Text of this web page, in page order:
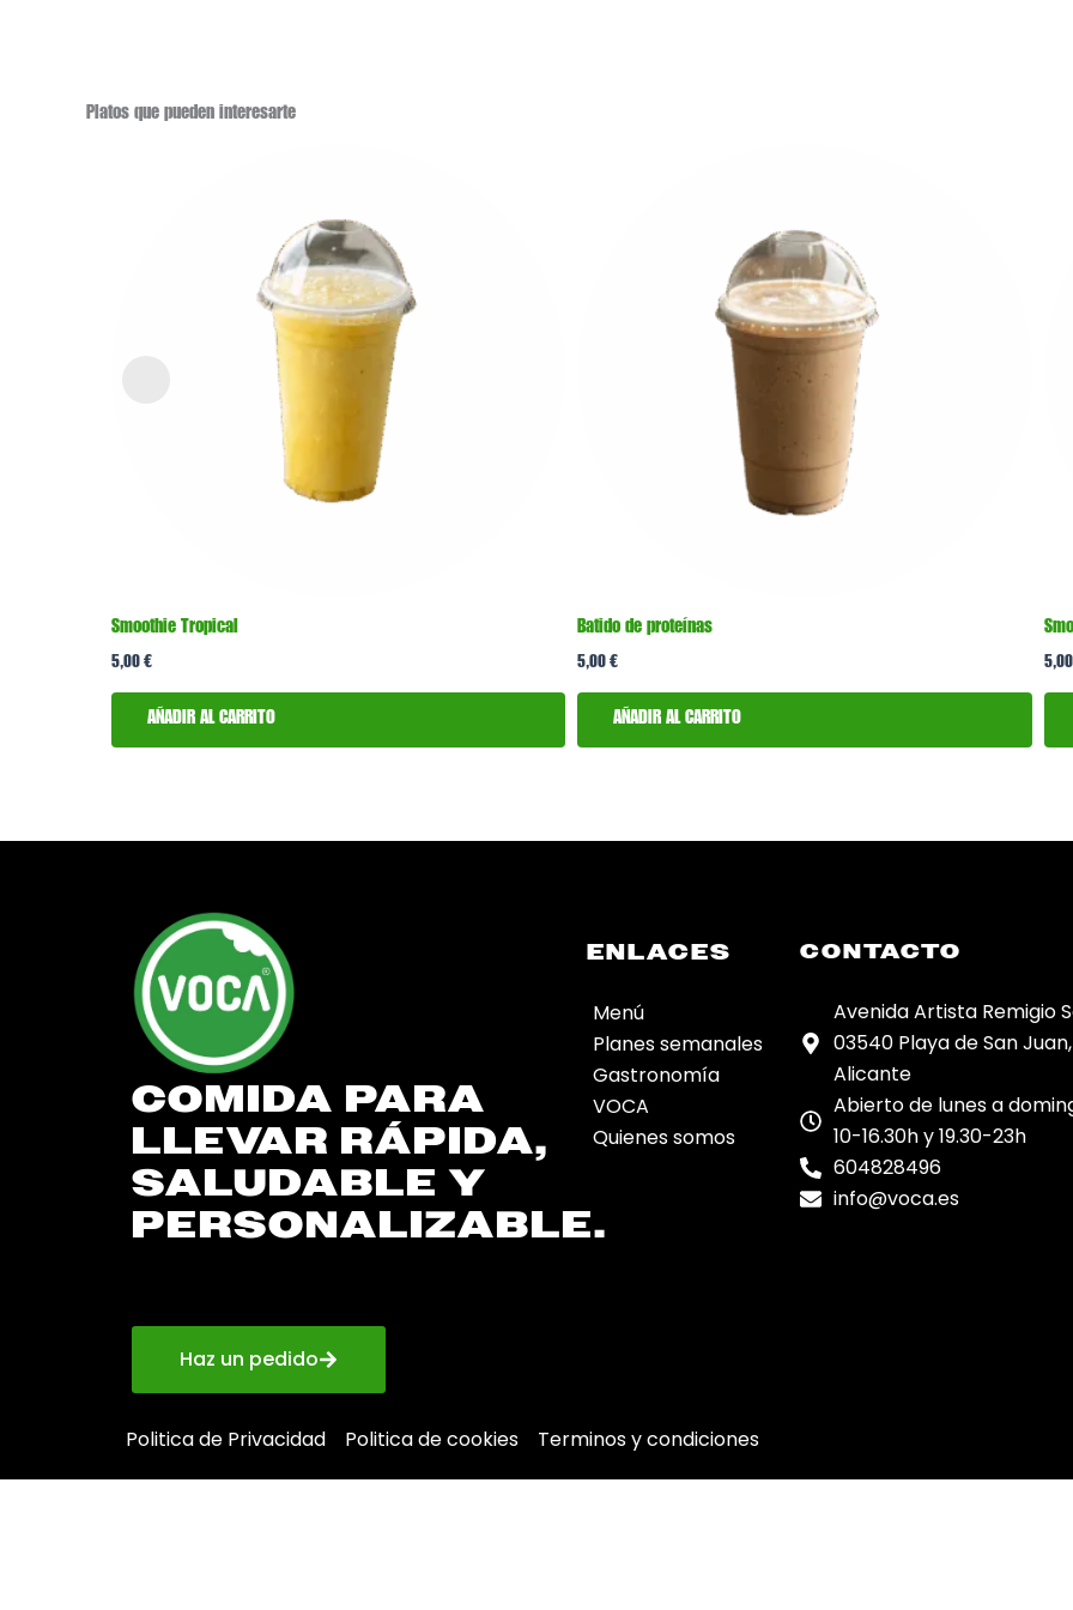
Platos que pueden interesarte
Smoothie Tropical
5,00 €
AÑADIR AL CARRITO
Batido de proteínas
5,00€
AÑADIR AL CARRITO
5,00
COMIDA PARA
LLEVAR RÁPIDA,
SALUDABLE Y
PERSONALIZABLE.
ENLACES
Menú
Planes semanales
Gastronomía
VOCA
Quienes somos
CONTACTO
Avenida Artista Remigio
03540 Playa de San Juan,
Alicante
Abierto de lunes a
10-16.30h y 19.30-23h
604828496
info@voca.es
Haz un pedido
Politica de Privacidad Politica de cookies Terminos y condiciones